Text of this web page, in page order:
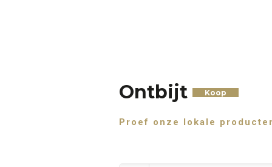
Ontbijt Koop
Proef onze lokale